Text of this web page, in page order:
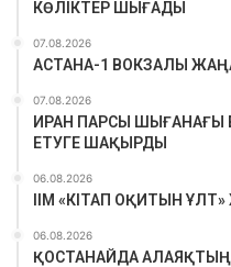
КӨЛІКТЕР ШЫҒАДЫ
07.08.2026
АСТАНА-1 ВОКЗАЛЫ
07.08.2026
ИРАН ПАРСЫ ШЫҒАНАҒЫ
ЕТУГЕ ШАҚЫРДЫ
06.08.2026
ІІМ «КІТАП ОҚИТЫН
06.08.2026
ҚОСТАНАЙДА